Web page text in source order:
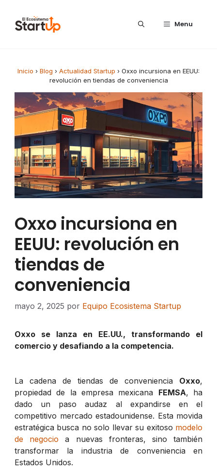
Menu
Inicio › Blog › Actualidad Startup › Oxxo incursiona en EEUU:
revolución en tiendas de conveniencia
Oxxo incursiona en
EEUU: revolución en
tiendas de
conveniencia
mayo 2, 2025 por Equipo Ecosistema Startup
Oxxo se lanza en EE.UU., transformando el
comercio y desafiando a la competencia.
La cadena de tiendas de conveniencia Oxxo,
propiedad de la empresa mexicana FEMSA, ha
dado un paso audaz al expandirse en el
competitivo mercado estadounidense. Esta movida
estratégica busca no solo llevar su exitoso modelo
de negocio a nuevas fronteras, sino también
transformar la industria de conveniencia en
Estados Unidos.